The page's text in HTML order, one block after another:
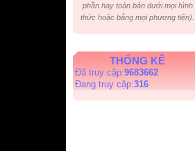
phần hay toàn bản dưới mọi hình
thức hoặc bằng mọi phương tiện).
THỐNG KÊ
Đã truy cập:9683662
Đang truy cập:316